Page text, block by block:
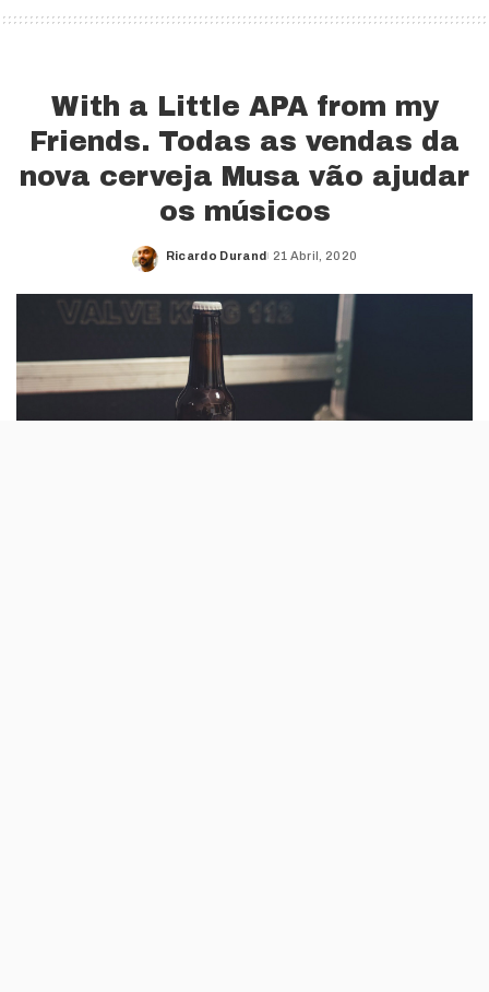
With a Little APA from my
Friends. Todas as vendas da
nova cerveja Musa vão ajudar
os músicos
Posted
Ricardo Durand 21 Abril, 2020